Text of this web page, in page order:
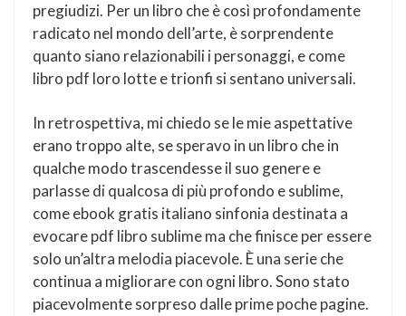
pregiudizi. Per un libro che è così profondamente
radicato nel mondo dell’arte, è sorprendente
quanto siano relazionabili i personaggi, e come
libro pdf loro lotte e trionfi si sentano universali.
In retrospettiva, mi chiedo se le mie aspettative
erano troppo alte, se speravo in un libro che in
qualche modo trascendesse il suo genere e
parlasse di qualcosa di più profondo e sublime,
come ebook gratis italiano sinfonia destinata a
evocare pdf libro sublime ma che finisce per essere
solo un’altra melodia piacevole. È una serie che
continua a migliorare con ogni libro. Sono stato
piacevolmente sorpreso dalle prime poche pagine.